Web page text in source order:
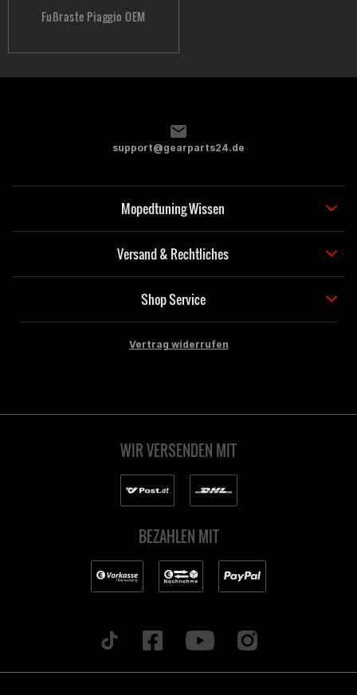
Fußraste Piaggio OEM
support@gearparts24.de
Mopedtuning Wissen
Versand & Rechtliches
Shop Service
Vertrag widerrufen
WIR VERSENDEN MIT
BEZAHLEN MIT